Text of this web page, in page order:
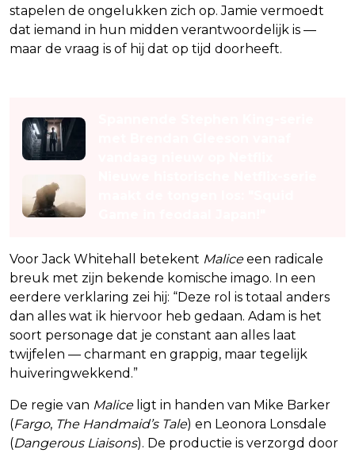
stapelen de ongelukken zich op. Jamie vermoedt
dat iemand in hun midden verantwoordelijk is —
maar de vraag is of hij dat op tijd doorheeft.
Voor Jack Whitehall betekent Maliceeen radicale
breuk met zijn bekende komische imago. In een
eerdere verklaring zei hij: “Deze rol is totaal anders
dan alles wat ik hiervoor heb gedaan. Adam is het
soort personage dat je constant aan alles laat
twijfelen — charmant en grappig, maar tegelijk
huiveringwekkend.”
De regie van Maliceligt in handen van Mike Barker
(Fargo, The Handmaid’s Tale) en Leonora Lonsdale
(Dangerous Liaisons). De productie is verzorgd door